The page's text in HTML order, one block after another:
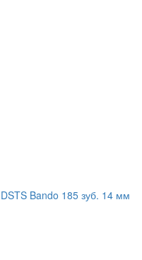
Bando 185 зуб. 14 мм